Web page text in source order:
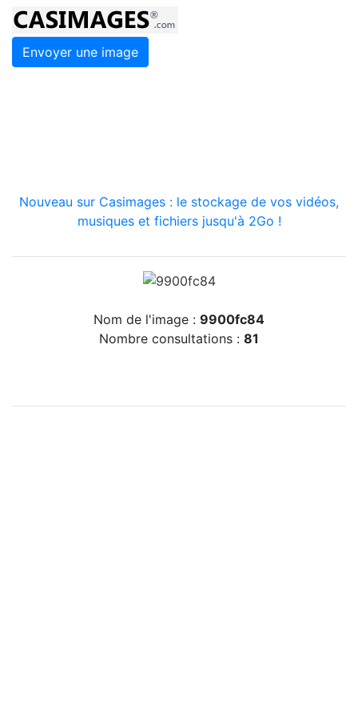
Envoyer une image
Nouveau sur Casimages : le stockage de vos vidéos,
musiques et fichiers jusqu'à 2Go !
Nom de l'image : 9900fc84
Nombre consultations : 81